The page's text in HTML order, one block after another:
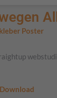
Poster
Download